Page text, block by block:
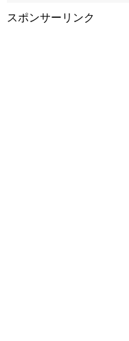
スポンサーリンク